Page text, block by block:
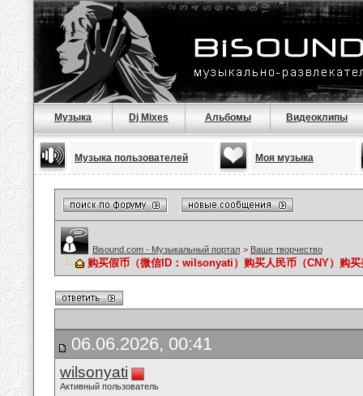
Музыка Dj Mixes Альбомы Видеоклипы
Музыка пользователей Моя музыка
Bisound.com - Музыкальный портал > Ваше творчество
购买假币（微信ID：wilsonyati）购买人民币（CNY）购
06.06.2026, 00:41
wilsonyati
Активный пользователь